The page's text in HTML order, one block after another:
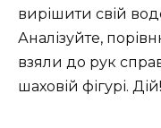
вирішити свій
Аналізуйте,
взяли до рук
шаховій фігурі. Дій!